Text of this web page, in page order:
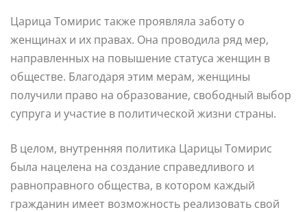
Царица Томирис также проявляла заботу о
женщинах и их правах. Она проводила ряд мер,
направленных на повышение статуса женщин в
обществе. Благодаря этим мерам, женщины
получили право на образование, свободный выбор
супруга и участие в политической жизни страны.
В целом, внутренняя политика Царицы Томирис
была нацелена на создание справедливого и
равноправного общества, в котором каждый
гражданин имеет возможность реализовать свой